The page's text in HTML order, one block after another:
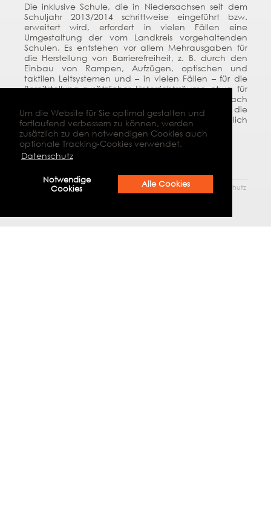
Um die Website für Sie optimal gestalten und
fortlaufend verbessern zu können, werden
zusätzlich zu den notwendigen Cookies auch
optionale Tracking-Cookies verwendet.
Datenschutz
Notwendige
Cookies
Alle Cookies
Die inklusive Schule, die in Niedersachsen seit dem
Schuljahr 2013/2014 schrittweise eingeführt bzw.
erweitert wird, erfordert in vielen Fällen eine
Umgestaltung der vom Landkreis vorgehaltenden
Schulen. Es entstehen vor allem Mehrausgaben für
die Herstellung von Barrierefreiheit, z. B. durch den
Einbau von Rampen, Aufzügen, optischen und
taktilen Leitsystemen und – in vielen Fällen – für die
Bereitstellung zusätzlicher Unterrichtsräume etwa für
beispielsweise Kleingruppenarbeit. Je nach
Beeinträchtigung der Schüler:innen können die
inklusionsbedingten Mehrkosten sehr unterschiedlich
ausfallen.
Quelle: RZI Goslar
© 2026 Bildungskompass Landkreis Goslar |Impressum Datenschutz